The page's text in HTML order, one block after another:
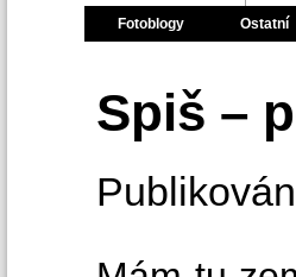
Fotoblogy Ostatní
Spiš –